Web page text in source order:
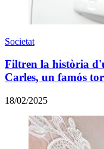
Societat
Filtren la història
Carles, un famós
18/02/2025